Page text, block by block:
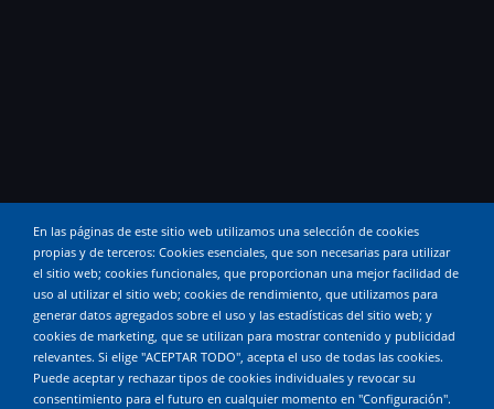
En las páginas de este sitio web utilizamos una selección de cookies
propias y de terceros: Cookies esenciales, que son necesarias para utilizar
el sitio web; cookies funcionales, que proporcionan una mejor facilidad de
uso al utilizar el sitio web; cookies de rendimiento, que utilizamos para
generar datos agregados sobre el uso y las estadísticas del sitio web; y
cookies de marketing, que se utilizan para mostrar contenido y publicidad
relevantes. Si elige "ACEPTAR TODO", acepta el uso de todas las cookies.
Puede aceptar y rechazar tipos de cookies individuales y revocar su
consentimiento para el futuro en cualquier momento en "Configuración".